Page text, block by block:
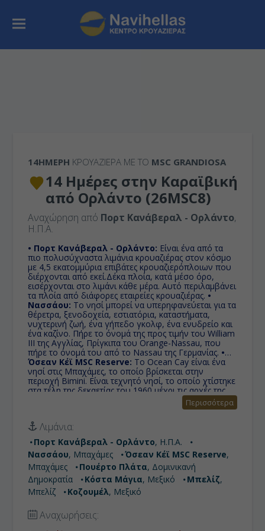
14ΉΜΕΡΗ ΚΡΟΥΑΖΙΕΡΑ ΜΕ ΤΟ MSC GRANDIOSA
14 Ημέρες στην Καραϊβική
από Ορλάντο (26MSC8)
Αναχώρηση από Πορτ Κανάβεραλ - Ορλάντο,
Η.Π.Α.
• Πορτ Κανάβεραλ - Ορλάντο: Είναι ένα από τα
πιο πολυσύχναστα λιμάνια κρουαζιέρας στον κόσμο
με 4,5 εκατομμύρια επιβάτες κρουαζιερόπλοιων που
διέρχονται από εκεί.Δέκα πλοία, κατά μέσο όρο,
εισέρχονται στο λιμάνι κάθε μέρα. Αυτό περιλαμβάνει
τα πλοία από διάφορες εταιρείες κρουαζιέρας. •
Νασσάου: Το νησί μπορεί να υπερηφανεύεται για τα
θέρετρα, ξενοδοχεία, εστιατόρια, καταστήματα,
νυχτερινή ζωή, ένα γήπεδο γκολφ, ένα ενυδρείο και
ένα καζίνο. Πήρε το όνομά της προς τιμήν του William
III της Αγγλίας, Πρίγκιπα του Orange-Nassau, που
πήρε το όνομά του από το Nassau της Γερμανίας. •
Όσεαν Κέϊ MSC Reserve: Το Ocean Cay είναι ένα
νησί στις Μπαχάμες, το οποίο βρίσκεται στην
περιοχή Bimini. Είναι τεχνητό νησί, το οποίο χτίστηκε
στα τέλη της δεκαετίας του 1960 μέχρι τις αρχές της
δεκαετίας του 1970 και χρησιμοποιήθηκε ως
βιομηχανικός χώρος εκχύλισης άμμου. Η προβλήτα
ανακατασκευάστηκε ως ιδιωτικό νησί, για να
χρησιμοποιηθεί από τις κρουαζιέρες MSC.
Πλάτα:Βρίσκεται βόρεια της Δομινικανής
Δημοκρατίας. Είναι η βορειότερη επαρχία της
Δομινικανής Δημοκρατίας και ένα μέρος του βρίσκεται
στους πρόποδες της βόρειας οροσειράς. Είναι τόπος
με συνεχώς αυξανόμενο αριθμό τουριστών, κυρίως
χάρη στις καλές του παραλίες. • Κόστα Μάγια:
Μικρή τουριστική περιοχή της πολιτείας Quintana
ειδικά για τους επιβάτες των κρουαζιερόπλοιων.
Μπελίζ:
Τα αποτελέσματα για τον τουρισμό με
Περισσότερα
Λιμάνια:
Πορτ Κανάβεραλ - Ορλάντο, Η.Π.Α.
Νασσάου, Μπαχάμες Όσεαν Κέϊ MSC Reserve,
Μπαχάμες
Πουέρτο Πλάτα, Δομινικανή
Δημοκρατία
Κόστα Μάγια, Μεξικό Μπελίζ,
Μπελίζ
Κοζουμέλ, Μεξικό
Αναχωρήσεις: